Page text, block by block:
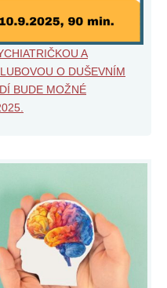
A
O DUŠEVNÍM
BUDE MOŽNÉ